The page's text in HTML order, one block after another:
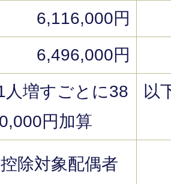
6,116,000円
6,496,000円
人増すごとに38
0,000円加算
以
除対象配偶者